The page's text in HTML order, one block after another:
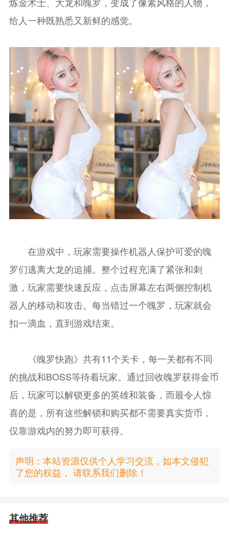
给人一种既熟悉又新鲜的感觉。
在游戏中，玩家需要操作机器人保护可爱的魄
罗们逃离大龙的追捕。整个过程充满了紧张和刺
激，玩家需要快速反应，点击屏幕左右两侧控制机
器人的移动和攻击。每当错过一个魄罗，玩家就会
扣一滴血，直到游戏结束。
《魄罗快跑》共有11个关卡，每一关都有不同
的挑战和BOSS等待着玩家。通过回收魄罗获得金币
后，玩家可以解锁更多的英雄和装备，而最令人惊
喜的是，所有这些解锁和购买都不需要真实货币，
仅靠游戏内的努力即可获得。
声明：本站资源仅供个人学习交流，如本文侵犯
了您的权益， 请联系我们删除！
其他推荐